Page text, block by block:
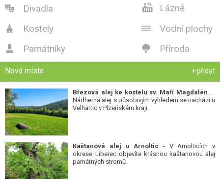
 Divadla  Lázně
 Kostely  Vodní plochy
 Památníky  Příroda
Nová místa + přidat
Nádherná alej s působivým výhledem se nachází u
Velhartic v Plzeňském kraji.
Kaštanová alej u Arnoltic - V Arnolticích v
okrese Liberec objevíte krásnou kaštanovou alej
památných stromů.